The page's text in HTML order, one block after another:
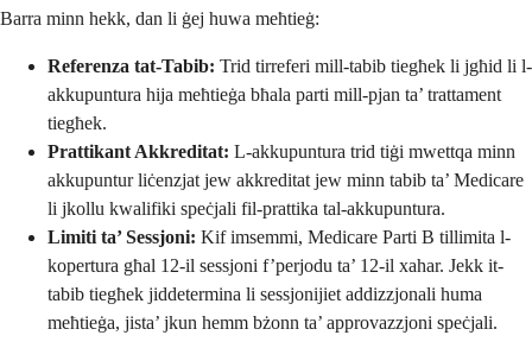
Barra minn hekk, dan li ġej huwa meħtieġ:
Referenza tat-Tabib: Trid tirreferi mill-tabib tiegħek li jgħid li l-
akkupuntura hija meħtieġa bħala parti mill-pjan ta’ trattament
tiegħek.
Prattikant Akkreditat: L-akkupuntura trid tiġi mwettqa minn
akkupuntur liċenzjat jew akkreditat jew minn tabib ta’ Medicare
li jkollu kwalifiki speċjali fil-prattika tal-akkupuntura.
Limiti ta’ Sessjoni: Kif imsemmi, Medicare Parti B tillimita l-
kopertura għal 12-il sessjoni f’perjodu ta’ 12-il xahar. Jekk it-
tabib tiegħek jiddetermina li sessjonijiet addizzjonali huma
meħtieġa, jista’ jkun hemm bżonn ta’ approvazzjoni speċjali.